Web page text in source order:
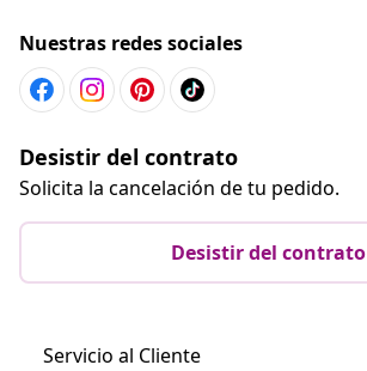
Nuestras redes sociales
Desistir del contrato
Solicita la cancelación de tu pedido.
Desistir del contrato
Servicio al Cliente